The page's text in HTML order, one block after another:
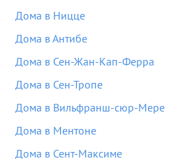
Дома в Ницце
Дома в Антибе
Дома в Сен-Жан-Кап-Ферра
Дома в Сен-Тропе
Дома в Вильфранш-сюр-Мере
Дома в Ментоне
Дома в Сент-Максиме